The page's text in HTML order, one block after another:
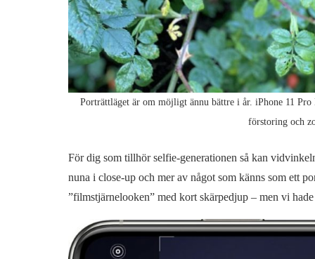
Porträttläget är om möjligt ännu bättre i år. iPhone 11
förstoring och
För dig som tillhör selfie-generationen så kan
nuna i close-up och mer av något som känns som ett
”filmstjärnelooken” med kort skärpedjup – men vi